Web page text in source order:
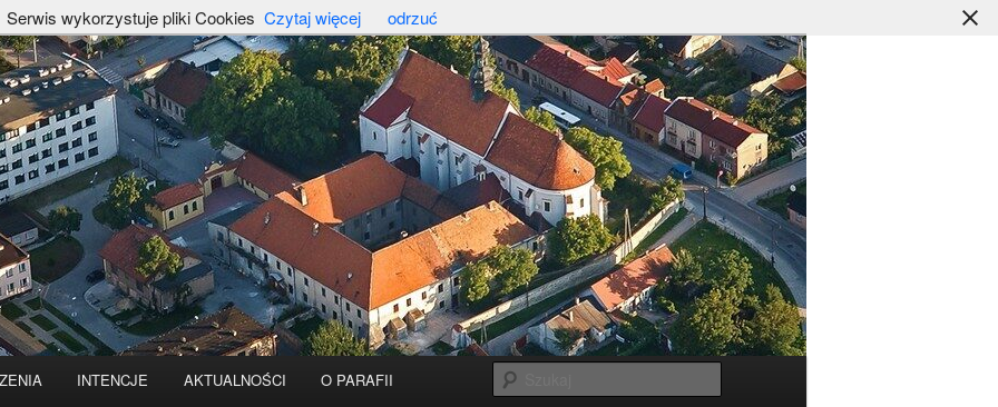
INTENCJE AKTUALNOŚCI O PARAFII
Serwis wykorzystuje pliki Cookies Czytaj więcej odrzuć